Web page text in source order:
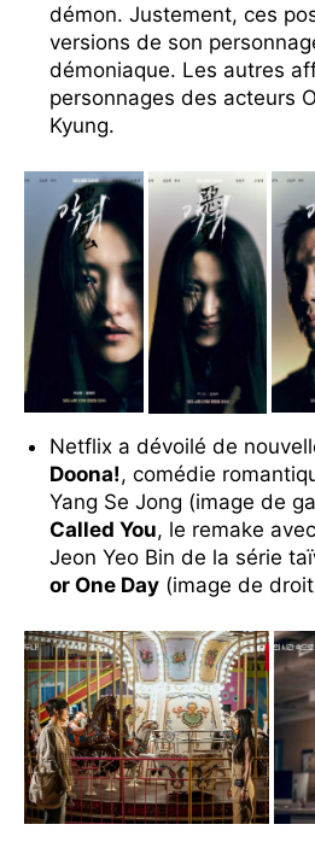
démon. Justement, ces
versions de son
démoniaque. Les autres
personnages des acteurs
Kyung.
Netflix a dévoilé de
Doona!, comédie
Yang Se Jong (image de
Called You, le remake
Jeon Yeo Bin de la série
or One Day (image de